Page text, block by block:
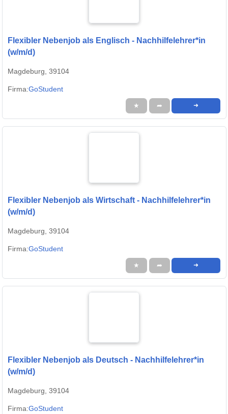
Flexibler Nebenjob als Englisch - Nachhilfelehrer*in
(w/m/d)
Magdeburg, 39104
Firma:GoStudent
★ ➦ ➜
Flexibler Nebenjob als Wirtschaft - Nachhilfelehrer*in
(w/m/d)
Magdeburg, 39104
Firma:GoStudent
★ ➦ ➜
Flexibler Nebenjob als Deutsch - Nachhilfelehrer*in
(w/m/d)
Magdeburg, 39104
Firma:GoStudent